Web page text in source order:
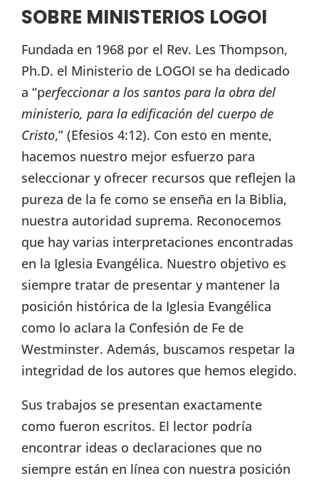
SOBRE MINISTERIOS LOGOI
Fundada en 1968 por el Rev. Les Thompson,
Ph.D. el Ministerio de LOGOI se ha dedicado
a “perfeccionar a los santos para la obra del
ministerio, para la edificación del cuerpo de
Cristo,” (Efesios 4:12). Con esto en mente,
hacemos nuestro mejor esfuerzo para
seleccionar y ofrecer recursos que reflejen la
pureza de la fe como se enseña en la Biblia,
nuestra autoridad suprema. Reconocemos
que hay varias interpretaciones encontradas
en la Iglesia Evangélica. Nuestro objetivo es
siempre tratar de presentar y mantener la
posición histórica de la Iglesia Evangélica
como lo aclara la Confesión de Fe de
Westminster. Además, buscamos respetar la
integridad de los autores que hemos elegido.
Sus trabajos se presentan exactamente
como fueron escritos. El lector podría
encontrar ideas o declaraciones que no
siempre están en línea con nuestra posición